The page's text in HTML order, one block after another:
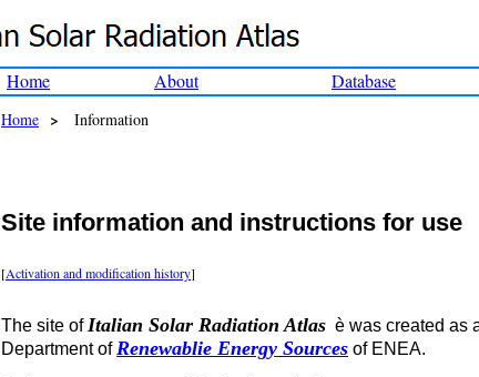
Home About Database
Home > Information
Site information and instructions for use
[Activation and modification history]
The site ofItalian Solar Radiation Atlas è was created as
Department ofRenewablie Energy Sources of ENEA.